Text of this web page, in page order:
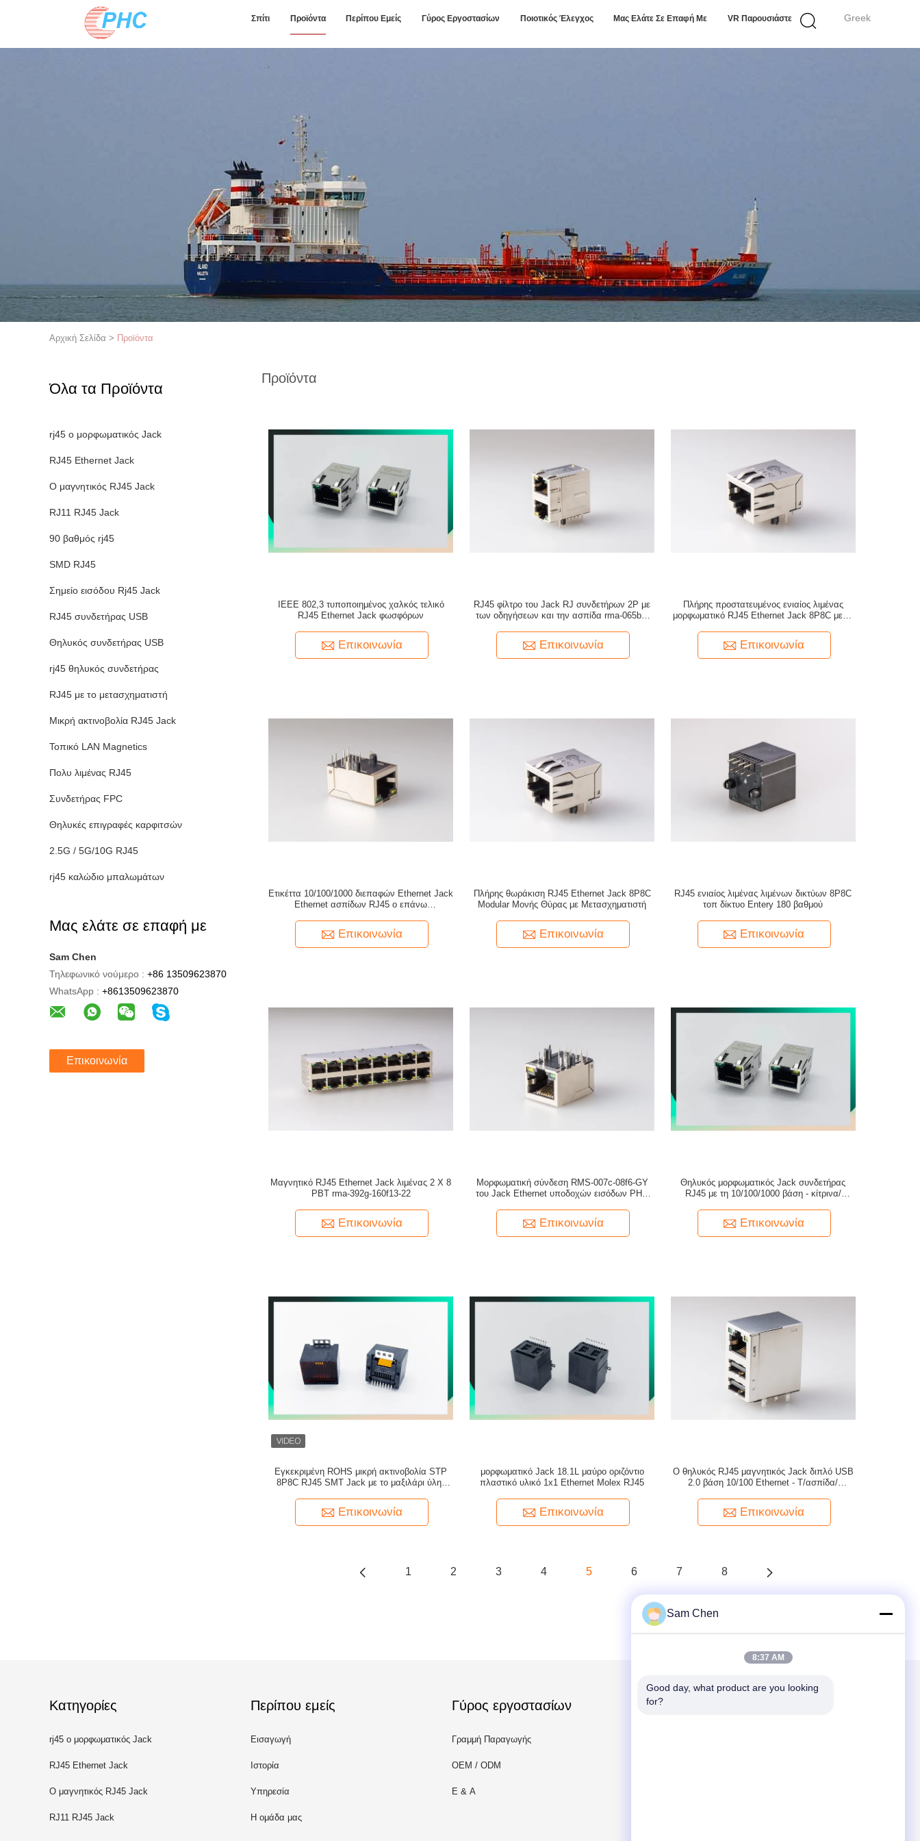
Greek
Σπίτι Προϊόντα Περίπου Εμείς Γύρος Εργοστασίων Ποιοτικός Έλεγχος Μας Ελάτε Σε Επαφή Με VR Παρουσιάστε
Αρχική Σελίδα > Προϊόντα
Όλα τα Προϊόντα
rj45 ο μορφωματικός Jack
RJ45 Ethernet Jack
Ο μαγνητικός RJ45 Jack
RJ11 RJ45 Jack
90 βαθμός rj45
SMD RJ45
Σημείο εισόδου Rj45 Jack
RJ45 συνδετήρας USB
Θηλυκός συνδετήρας USB
rj45 θηλυκός συνδετήρας
RJ45 με το μετασχηματιστή
Μικρή ακτινοβολία RJ45 Jack
Τοπικό LAN Magnetics
Πολυ λιμένας RJ45
Συνδετήρας FPC
Θηλυκές επιγραφές καρφιτσών
2.5G / 5G/10G RJ45
rj45 καλώδιο μπαλωμάτων
Μας ελάτε σε επαφή με
Sam Chen
Τηλεφωνικό νούμερο : +86 13509623870
WhatsApp : +8613509623870
Επικοινωνία
Προϊόντα
IEEE 802,3 τυποποιημένος χαλκός τελικό
RJ45 Ethernet Jack φωσφόρων
Επικοινωνία
RJ45 φίλτρο του Jack RJ συνδετήρων 2P με
των οδηγήσεων και την ασπίδα rma-065bc-
Επικοινωνία
Πλήρης προστατευμένος ενιαίος λιμένας
μορφωματικό RJ45 Ethernet Jack 8P8C με το
Επικοινωνία
Ετικέττα 10/100/1000 διεπαφών Ethernet Jack
Ethernet ασπίδων RJ45 ο επάνω
Επικοινωνία
Πλήρης θωράκιση RJ45 Ethernet Jack 8P8C
Modular Μονής Θύρας με Μετασχηματιστή
Επικοινωνία
RJ45 ενιαίος λιμένας λιμένων δικτύων 8P8C
τοπ δίκτυο Entery 180 βαθμού
Επικοινωνία
Μαγνητικό RJ45 Ethernet Jack λιμένας 2 X 8
PBT rma-392g-160f13-22
Επικοινωνία
Μορφωματική σύνδεση RMS-007c-08f6-GY
του Jack Ethernet υποδοχών εισόδων PHC
Επικοινωνία
Θηλυκός μορφωματικός Jack συνδετήρας
RJ45 με τη 10/100/1000 βάση - κίτρινα/
δάχτυλο της EMI
Επικοινωνία
Εγκεκριμένη ROHS μικρή ακτινοβολία STP
8P8C RJ45 SMT Jack με το μαξιλάρι ύλης
Επικοινωνία
μορφωματικό Jack 18.1L μαύρο οριζόντιο
πλαστικό υλικό 1x1 Ethernet Molex RJ45
Επικοινωνία
Ο θηλυκός RJ45 μαγνητικός Jack διπλό USB
2.0 βάση 10/100 Ethernet - Τ/ασπίδα/
Επικοινωνία
1 2 3 4 5 6 7 8
Κατηγορίες
rj45 ο μορφωματικός Jack
RJ45 Ethernet Jack
Ο μαγνητικός RJ45 Jack
RJ11 RJ45 Jack
Περίπου εμείς
Εισαγωγή
Ιστορία
Υπηρεσία
Η ομάδα μας
Γύρος εργοστασίων
Γραμμή Παραγωγής
OEM / ODM
Ε & Α
Στείλτε μας μήνυμα
Sam Chen
8:37 AM
Good day, what product are you looking
for?